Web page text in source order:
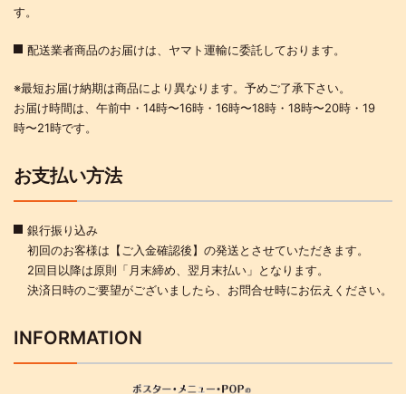
す。
配送業者商品のお届けは、ヤマト運輸に委託しております。
※最短お届け納期は商品により異なります。予めご了承下さい。
お届け時間は、午前中・14時〜16時・16時〜18時・18時〜20時・19
時〜21時です。
お支払い方法
銀行振り込み
初回のお客様は【ご入金確認後】の発送とさせていただきます。
2回目以降は原則「月末締め、翌月末払い」となります。
決済日時のご要望がございましたら、お問合せ時にお伝えください。
INFORMATION